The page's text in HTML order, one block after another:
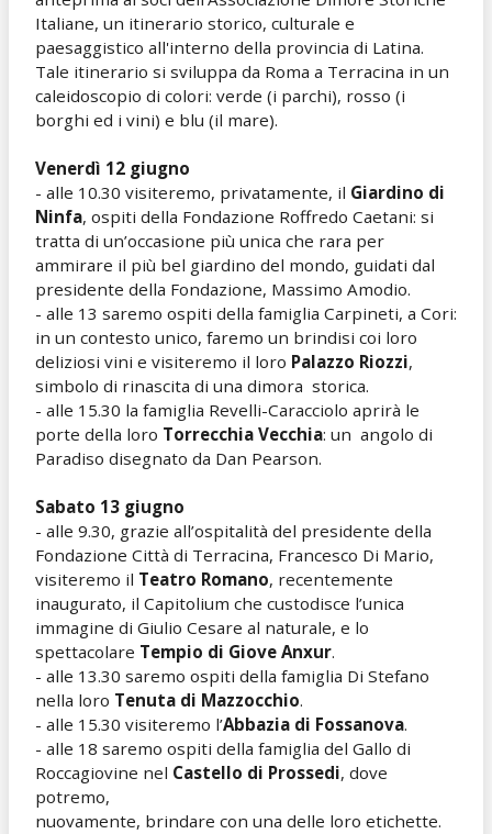
Italiane, un itinerario storico, culturale e
paesaggistico all'interno della provincia di Latina.
Tale itinerario si sviluppa da Roma a Terracina in un
caleidoscopio di colori: verde (i parchi), rosso (i
borghi ed i vini) e blu (il mare).
Venerdì 12 giugno
- alle 10.30 visiteremo, privatamente, il Giardino di
Ninfa, ospiti della Fondazione Roffredo Caetani: si
tratta di un’occasione più unica che rara per
ammirare il più bel giardino del mondo, guidati dal
presidente della Fondazione, Massimo Amodio.
- alle 13 saremo ospiti della famiglia Carpineti, a Cori:
in un contesto unico, faremo un brindisi coi loro
deliziosi vini e visiteremo il loro Palazzo Riozzi,
simbolo di rinascita di una dimora storica.
- alle 15.30 la famiglia Revelli-Caracciolo aprirà le
porte della loro Torrecchia Vecchia: un angolo di
Paradiso disegnato da Dan Pearson.
Sabato 13 giugno
- alle 9.30, grazie all’ospitalità del presidente della
Fondazione Città di Terracina, Francesco Di Mario,
visiteremo il Teatro Romano, recentemente
inaugurato, il Capitolium che custodisce l’unica
immagine di Giulio Cesare al naturale, e lo
spettacolare Tempio di Giove Anxur.
- alle 13.30 saremo ospiti della famiglia Di Stefano
nella loro Tenuta di Mazzocchio.
- alle 15.30 visiteremo l’Abbazia di Fossanova.
- alle 18 saremo ospiti della famiglia del Gallo di
Roccagiovine nel Castello di Prossedi, dove
potremo,
nuovamente, brindare con una delle loro etichette.